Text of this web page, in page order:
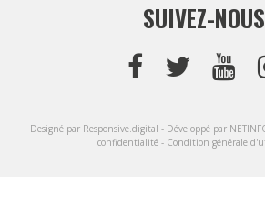
SUIVEZ-NOUS
Designé par Responsive.digital - Développé par
confidentialité - Condition générale